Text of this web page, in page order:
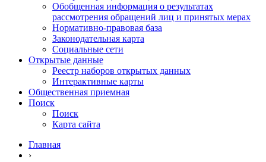
Обобщенная информация о результатах
рассмотрения обращений лиц и принятых мерах
Нормативно-правовая база
Законодательная карта
Социальные сети
Открытые данные
Реестр наборов открытых данных
Интерактивные карты
Общественная приемная
Поиск
Поиск
Карта сайта
Главная
›